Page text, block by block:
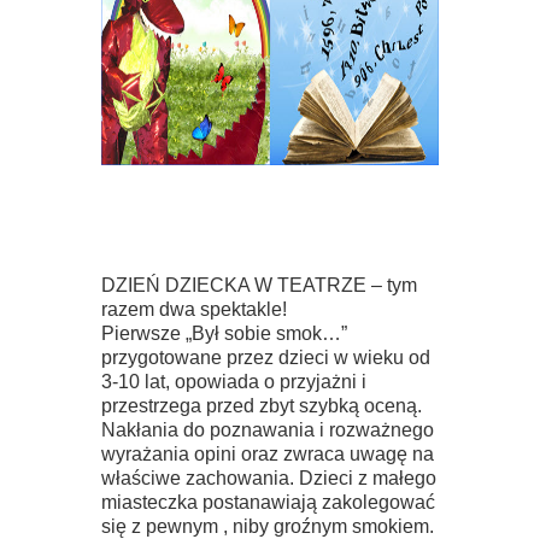
DZIEŃ DZIECKA W TEATRZE – tym
razem dwa spektakle!
Pierwsze „Był sobie smok…”
przygotowane przez dzieci w wieku od
3-10 lat, opowiada o przyjażni i
przestrzega przed zbyt szybką oceną.
Nakłania do poznawania i rozważnego
wyrażania opini oraz zwraca uwagę na
właściwe zachowania. Dzieci z małego
miasteczka postanawiają zakolegować
się z pewnym , niby groźnym smokiem.